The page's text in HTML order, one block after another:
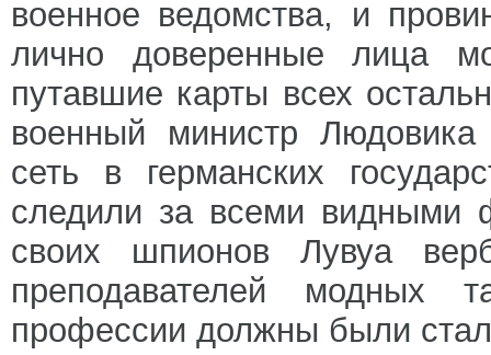
военное ведомства, и
лично доверенные лица
путавшие карты всех
военный министр
сеть в германских
следили за всеми видными
своих шпионов Лувуа
преподавателей модных
профессии должны были